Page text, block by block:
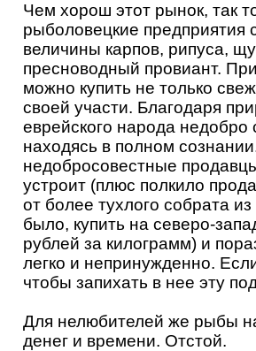
Чем хорош этот рынок, так
рыболовецкие предприятия
величины карпов, рипуса,
пресноводный провиант.
можно купить не только
своей участи. Благодаря
еврейского народа недобро
находясь в полном
недобросовестные
устроит (плюс полкило
от более тухлого собрата
было, купить на северо-
рублей за килограмм) и
легко и непринужденно.
чтобы запихать в нее эту
Для нелюбителей же рыбы
денег и времени. Отстой.